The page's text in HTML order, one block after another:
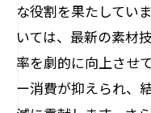
な役割を果たしてい
いては、最新の素材
率を劇的に向上させ
ー消費が抑えられ、